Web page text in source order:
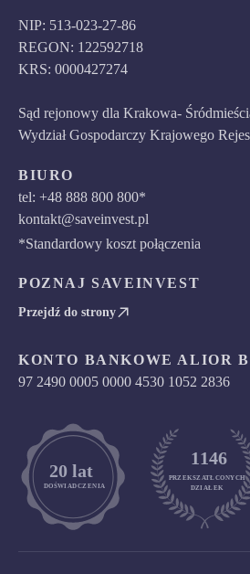
NIP: 513-023-27-86
REGON: 122592718
KRS: 0000427274
Sąd rejonowy dla Krakowa-
Wydział Gospodarczy Krajowego
BIURO
tel: +48 888 800 800*
kontakt@saveinvest.pl
*Standardowy koszt połączenia
POZNAJ SAVEINVEST
Przejdź do strony
KONTO BANKOWE ALIOR
97 2490 0005 0000 4530 1052 2836
DOŚWIADCZENIA
	20 lat
1146
PRZEKSZATŁCONYCH
DZIAŁEK